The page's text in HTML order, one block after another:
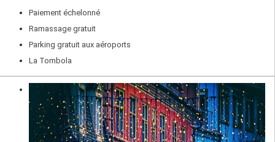
Paiement échelonné
Ramassage gratuit
Parking gratuit aux aéroports
La Tombola